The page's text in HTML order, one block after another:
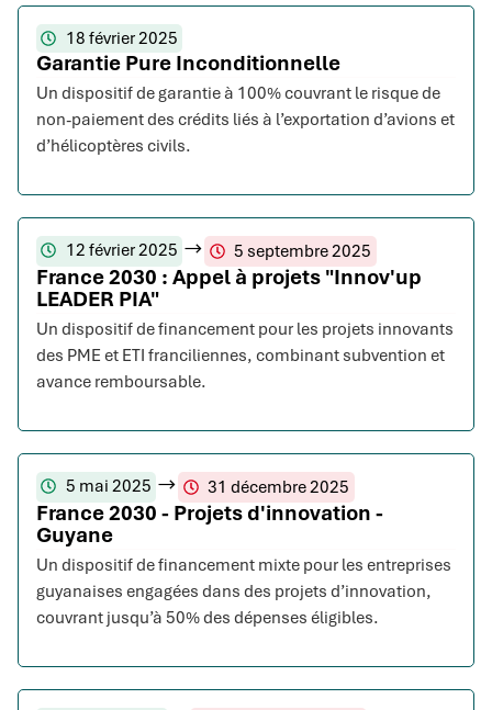
18 février 2025
Garantie Pure Inconditionnelle
Un dispositif de garantie à 100% couvrant le risque de
non-paiement des crédits liés à l’exportation d’avions et
d’hélicoptères civils.
12 février 2025 5 septembre 2025
France 2030 : Appel à projets "Innov'up
LEADER PIA"
Un dispositif de financement pour les projets innovants
des PME et ETI franciliennes, combinant subvention et
avance remboursable.
5 mai 2025 31 décembre 2025
France 2030 - Projets d'innovation -
Guyane
Un dispositif de financement mixte pour les entreprises
guyanaises engagées dans des projets d’innovation,
couvrant jusqu’à 50% des dépenses éligibles.